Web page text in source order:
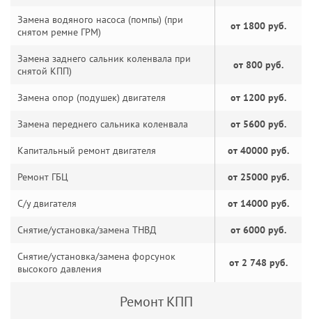
Замена водяного насоса (помпы) (при
снятом ремне ГРМ)
от 1800 руб.
Замена заднего сальник коленвала при
снятой КПП)
от 800 руб.
Замена опор (подушек) двигателя от 1200 руб.
Замена переднего сальника коленвала от 5600 руб.
Капитальный ремонт двигателя от 40000 руб.
Ремонт ГБЦ от 25000 руб.
С/у двигателя от 14000 руб.
Снятие/установка/замена ТНВД от 6000 руб.
Снятие/установка/замена форсунок
высокого давления
от 2 748 руб.
Ремонт КПП